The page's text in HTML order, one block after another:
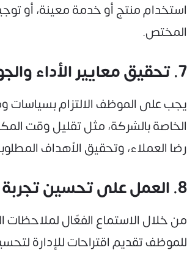
استخدام منتج أو خدمة معينة، أو
المختص.
7. تحقيق معايير الأداء والجودة
يجب على الموظف الالتزام بسياسات
الخاصة بالشركة، مثل تقليل وقت
رضا العملاء، وتحقيق الأهداف
8. العمل على تحسين تجربة العميل
من خلال الاستماع الفعّال لملاحظات
للموظف تقديم اقتراحات للإدارة